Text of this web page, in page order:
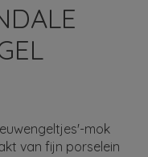
mok
van fijn porselein